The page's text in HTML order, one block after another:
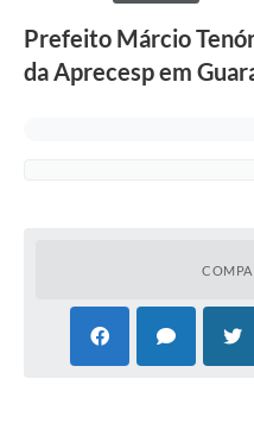
Prefeito Márcio
da Aprecesp em